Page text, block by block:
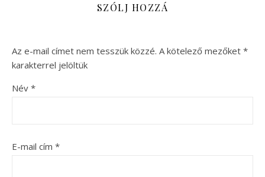
SZÓLJ HOZZÁ
Az e-mail címet nem tesszük közzé. A kötelező mezőket *
karakterrel jelöltük
Név *
E-mail cím *